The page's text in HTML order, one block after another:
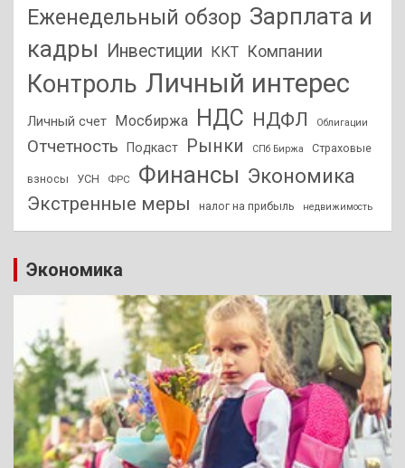
Еженедельный обзор Зарплата и
кадры
Инвестиции ККТ Компании
Контроль Личный интерес
Личный счет Мосбиржа НДС НДФЛ Облигации
Отчетность Подкаст Рынки СПб Биржа Страховые
взносы УСН ФРС Финансы Экономика
Экстренные меры налог на прибыль недвижимость
Экономика